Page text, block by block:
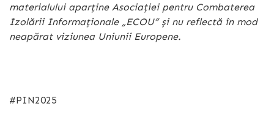
materialului aparține Asociației pentru Combaterea
Izolării Informaționale „ECOU” și nu reflectă în mod
neapărat viziunea Uniunii Europene.
#PIN2025